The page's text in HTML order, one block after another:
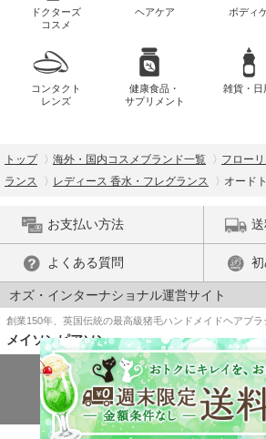
ドクターズ
コスメ
ヘアケア ボディ
コンタクト
レンズ
健康食品・
サプリメント
雑貨・日
トップ 海外・国内コスメブランド一覧 フロー
ランス
レディース 香水・フレグランス オード
お支払い方法
よくある質問
オズ・インターナショナル運営サイト
創業150年、英国伝統の最高級猪毛ハンドメイドヘアブラ
メイソンピアソン
特商法に基づく表示 プライバシーポリシー
ご利用規約
PC版で表示